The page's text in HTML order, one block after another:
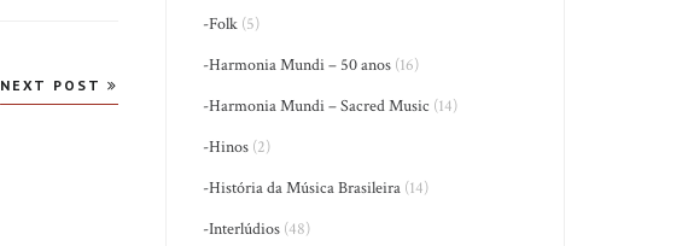
NEXT POST
-Folk (5)
-Harmonia Mundi – 50 anos (16)
-Harmonia Mundi – Sacred Music (14)
-Hinos (2)
-História da Música Brasileira (14)
-Interlúdios (48)